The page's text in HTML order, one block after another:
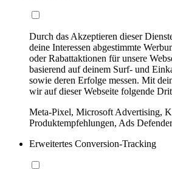
Durch das Akzeptieren dieser
deine Interessen abgestimmte
oder Rabattaktionen für unsere
basierend auf deinem Surf- und
sowie deren Erfolge messen. Mit
wir auf dieser Webseite folgende
Meta-Pixel, Microsoft Advertising,
Produktempfehlungen, Ads Defender
Erweitertes Conversion-Tracking